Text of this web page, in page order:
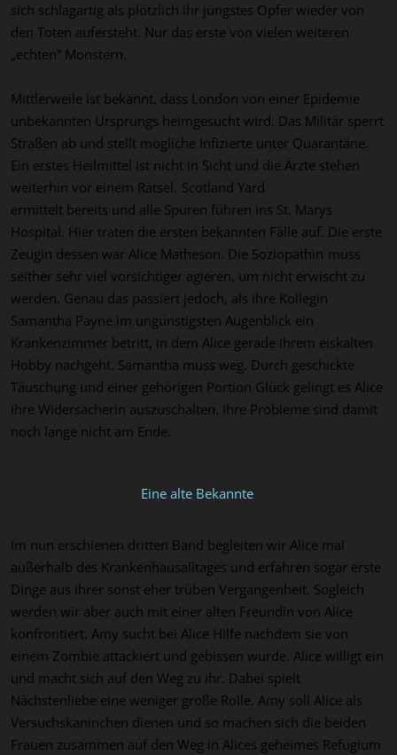
sich schlagartig als plötzlich ihr jüngstes Opfer wieder von
den Toten aufersteht. Nur das erste von vielen weiteren
„echten“ Monstern.
Mittlerweile ist bekannt, dass London von einer Epidemie
unbekannten Ursprungs heimgesucht wird. Das Militär sperrt
Straßen ab und stellt mögliche Infizierte unter Quarantäne.
Ein erstes Heilmittel ist nicht in Sicht und die Ärzte stehen
weiterhin vor einem Rätsel. Scotland Yard
ermittelt bereits und alle Spuren führen ins St. Marys
Hospital. Hier traten die ersten bekannten Fälle auf. Die erste
Zeugin dessen war Alice Matheson. Die Soziopathin muss
seither sehr viel vorsichtiger agieren, um nicht erwischt zu
werden. Genau das passiert jedoch, als ihre Kollegin
Samantha Payne im ungünstigsten Augenblick ein
Krankenzimmer betritt, in dem Alice gerade ihrem eiskalten
Hobby nachgeht. Samantha muss weg. Durch geschickte
Täuschung und einer gehörigen Portion Glück gelingt es Alice
ihre Widersacherin auszuschalten. Ihre Probleme sind damit
noch lange nicht am Ende.
Eine alte Bekannte
Im nun erschienen dritten Band begleiten wir Alice mal
außerhalb des Krankenhausalltages und erfahren sogar erste
Dinge aus ihrer sonst eher trüben Vergangenheit. Sogleich
werden wir aber auch mit einer alten Freundin von Alice
konfrontiert. Amy sucht bei Alice Hilfe nachdem sie von
einem Zombie attackiert und gebissen wurde. Alice willigt ein
und macht sich auf den Weg zu ihr. Dabei spielt
Nächstenliebe eine weniger große Rolle. Amy soll Alice als
Versuchskaninchen dienen und so machen sich die beiden
Frauen zusammen auf den Weg in Alices geheimes Refugium